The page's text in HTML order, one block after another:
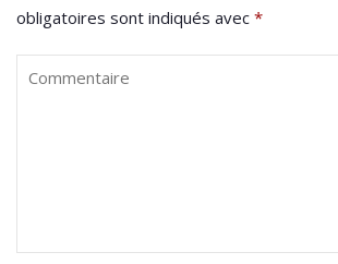
obligatoires sont indiqués avec *